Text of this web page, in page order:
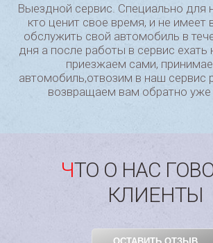
Выездной сервис. Специально для
кто ценит свое время, и не
обслужить свой автомобиль в
дня а после работы в сервис
приезжаем сами,
автомобиль,отвозим в наш сервис
возвращаем вам обратно
ЧТО О НАС ГОВОРЯТ
КЛИЕНТЫ